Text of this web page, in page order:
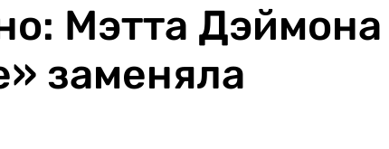
Мэтта Дэймона
заменяла